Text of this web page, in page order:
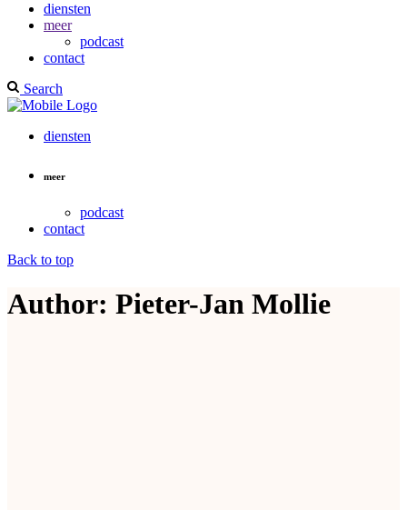
diensten
meer
podcast
contact
Search
diensten
meer
podcast
contact
Back to top
Author: Pieter-Jan Mollie